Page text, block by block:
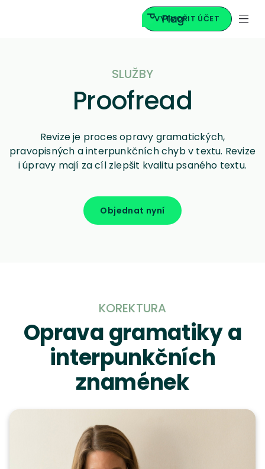
VYTVOŘIT ÚČET
SLUŽBY
Proofread
Revize je proces opravy gramatických,
pravopisných a interpunkčních chyb v textu. Revize
i úpravy mají za cíl zlepšit kvalitu psaného textu.
Objednat nyní
KOREKTURA
Oprava gramatiky a
interpunkčních
znamének